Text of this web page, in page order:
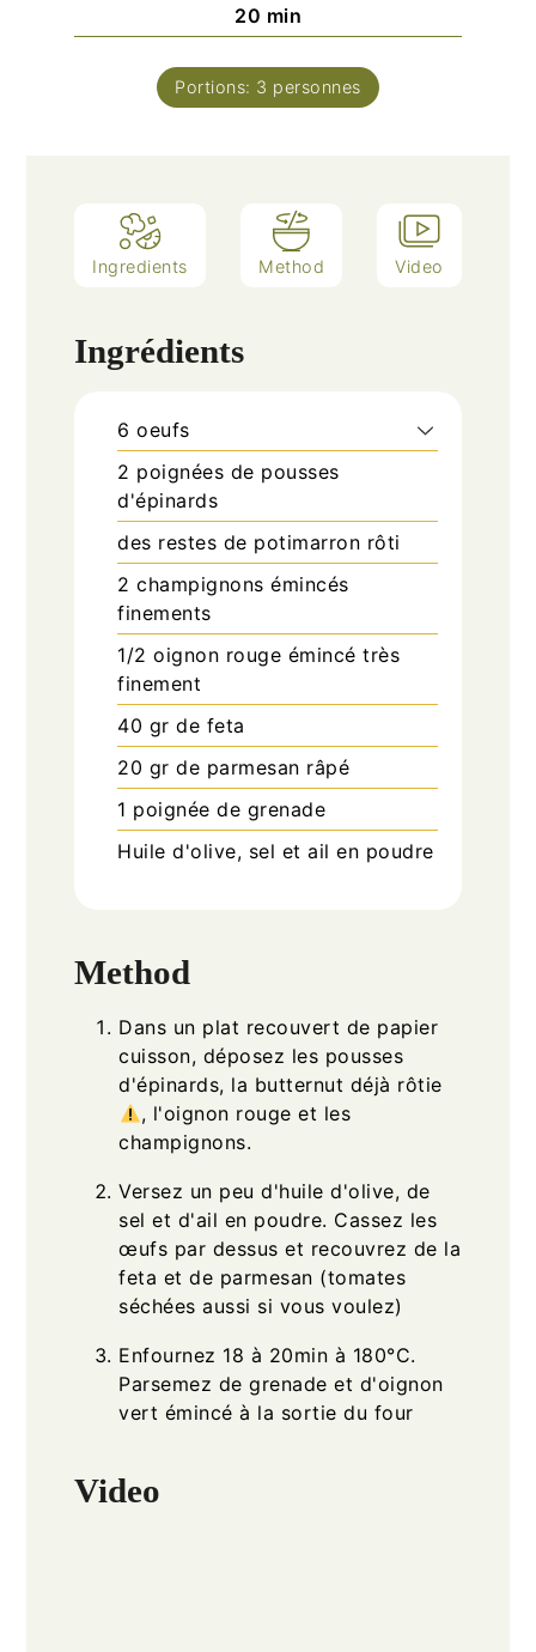
20 minutes
min
Portions: 3 personnes
Ingredients Method Video
Ingrédients
6 oeufs
2 poignées de pousses
d'épinards
des restes de potimarron rôti
2 champignons émincés
finements
1/2 oignon rouge émincé très
finement
40 gr de feta
20 gr de parmesan râpé
1 poignée de grenade
Huile d'olive, sel et ail en poudre
Method
Dans un plat recouvert de papier
cuisson, déposez les pousses
d'épinards, la butternut déjà rôtie
, l'oignon rouge et les
champignons.
Versez un peu d'huile d'olive, de
sel et d'ail en poudre. Cassez les
œufs par dessus et recouvrez de la
feta et de parmesan (tomates
séchées aussi si vous voulez)
Enfournez 18 à 20min à 180°C.
Parsemez de grenade et d'oignon
vert émincé à la sortie du four
Video